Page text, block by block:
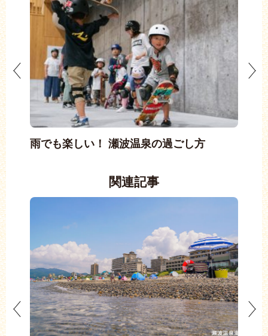
雨でも楽しい！ 瀬波温泉の過ごし方
関連記事